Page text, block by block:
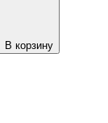
В корзину